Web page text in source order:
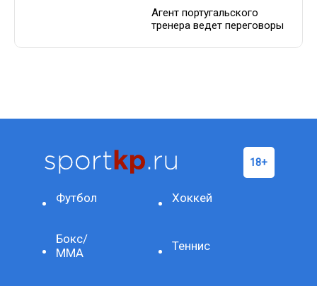
Агент португальского
тренера ведет переговоры
Футбол Хоккей
Бокс/
ММА
Теннис